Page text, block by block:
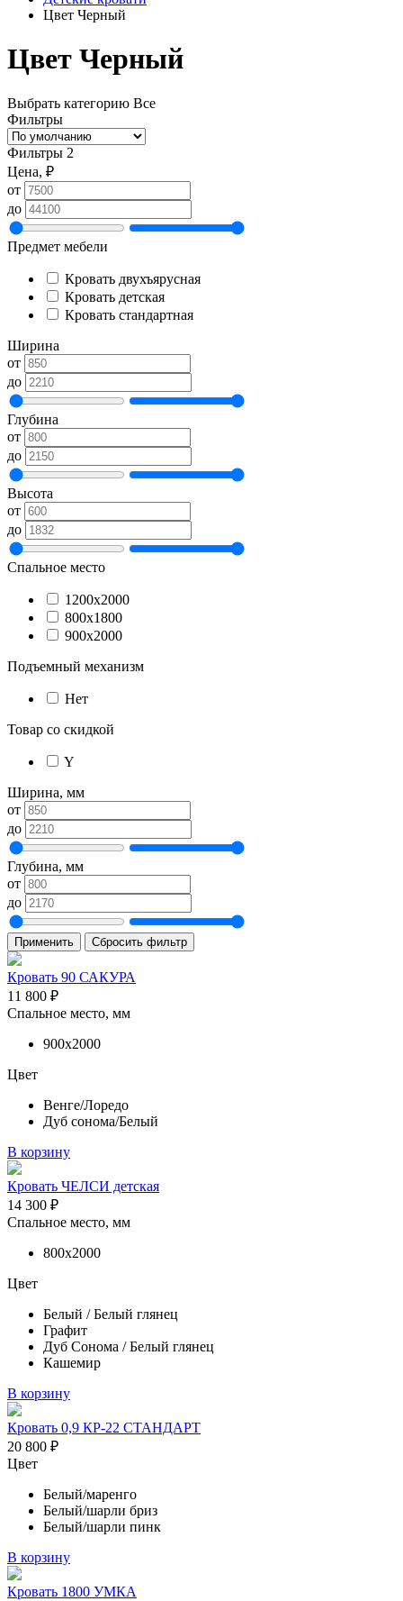
Цвет Черный
Цвет Черный
Выбрать категорию Все
Фильтры
Фильтры 2
Цена, ₽
от
до
Предмет мебели
Кровать двухъярусная
Кровать детская
Кровать стандартная
Ширина
от
до
Глубина
от
до
Высота
от
до
Спальное место
1200х2000
800х1800
900х2000
Подъемный механизм
Нет
Товар со скидкой
Y
Ширина, мм
от
до
Глубина, мм
от
до
Применить Сбросить фильтр
Кровать 90 САКУРА
11 800 ₽
Спальное место, мм
900х2000
Цвет
Венге/Лоредо
Дуб сонома/Белый
В корзину
Кровать ЧЕЛСИ детская
14 300 ₽
Спальное место, мм
800х2000
Цвет
Белый / Белый глянец
Графит
Дуб Сонома / Белый глянец
Кашемир
В корзину
Кровать 0,9 КР-22 СТАНДАРТ
20 800 ₽
Цвет
Белый/маренго
Белый/шарли бриз
Белый/шарли пинк
В корзину
Кровать 1800 УМКА